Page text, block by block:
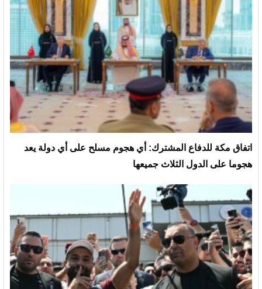
‏اتفاق مكة للدفاع المشترك: أي هجوم مسلح على أي دولة يعد
هجوما على الدول الثلاث جميعها